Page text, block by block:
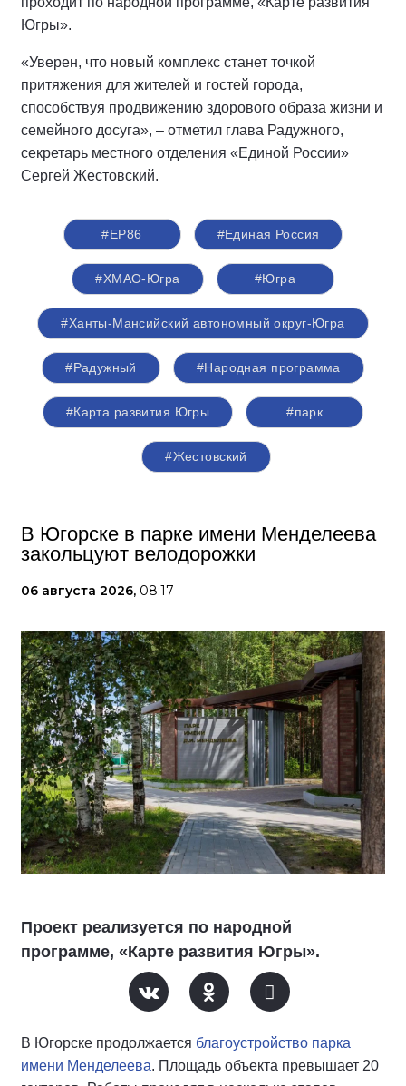
Югры».
«Уверен, что новый комплекс станет точкой
притяжения для жителей и гостей города,
способствуя продвижению здорового образа жизни и
семейного досуга», – отметил глава Радужного,
секретарь местного отделения «Единой России»
Сергей Жестовский.
#ЕР86 #Единая Россия
#ХМАО-Югра #Югра
#Ханты-Мансийский автономный округ-Югра
#Радужный #Народная программа
#Карта развития Югры #парк
#Жестовский
В Югорске в парке имени Менделеева
закольцуют велодорожки
06 августа 2026, 08:17
Проект реализуется по народной
программе, «Карте развития Югры».
В Югорске продолжается благоустройство парка
имени Менделеева. Площадь объекта превышает 20